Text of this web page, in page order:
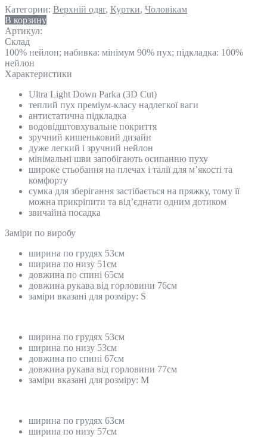
Категории: Верхній одяг, Куртки, Чоловікам
В корзину
Артикул:
Склад
100% нейлон; набивка: мінімум 90% пух; підкладка: 100%
нейлон
Характеристики
Ultra Light Down Parka (3D Cut)
теплий пух преміум-класу надлегкої ваги
антистатична підкладка
водовідштовхувальне покриття
зручний кишеньковий дизайн
дуже легкий і зручний нейлон
мінімальні шви запобігають осипанню пуху
широке стьобання на плечах і талії для м’якості та
комфорту
сумка для зберігання застібається на пряжку, тому її
можна прикріпити та від’єднати одним дотиком
звичайна посадка
Замiри по виробу
ширина по грудях 53см
ширина по низу 51см
довжина по спині 65см
довжина рукава від горловини 76см
заміри вказані для розміру: S
ширина по грудях 53см
ширина по низу 53см
довжина по спині 67см
довжина рукава від горловини 77см
заміри вказані для розміру: M
ширина по грудях 63см
ширина по низу 57см